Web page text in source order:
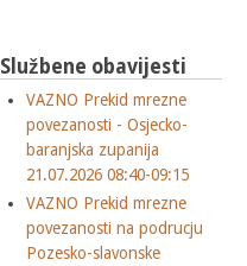
Službene obavijesti
VAZNO Prekid mrezne
povezanosti - Osjecko-
baranjska zupanija
21.07.2026 08:40-09:15
VAZNO Prekid mrezne
povezanosti na podrucju
Pozesko-slavonske